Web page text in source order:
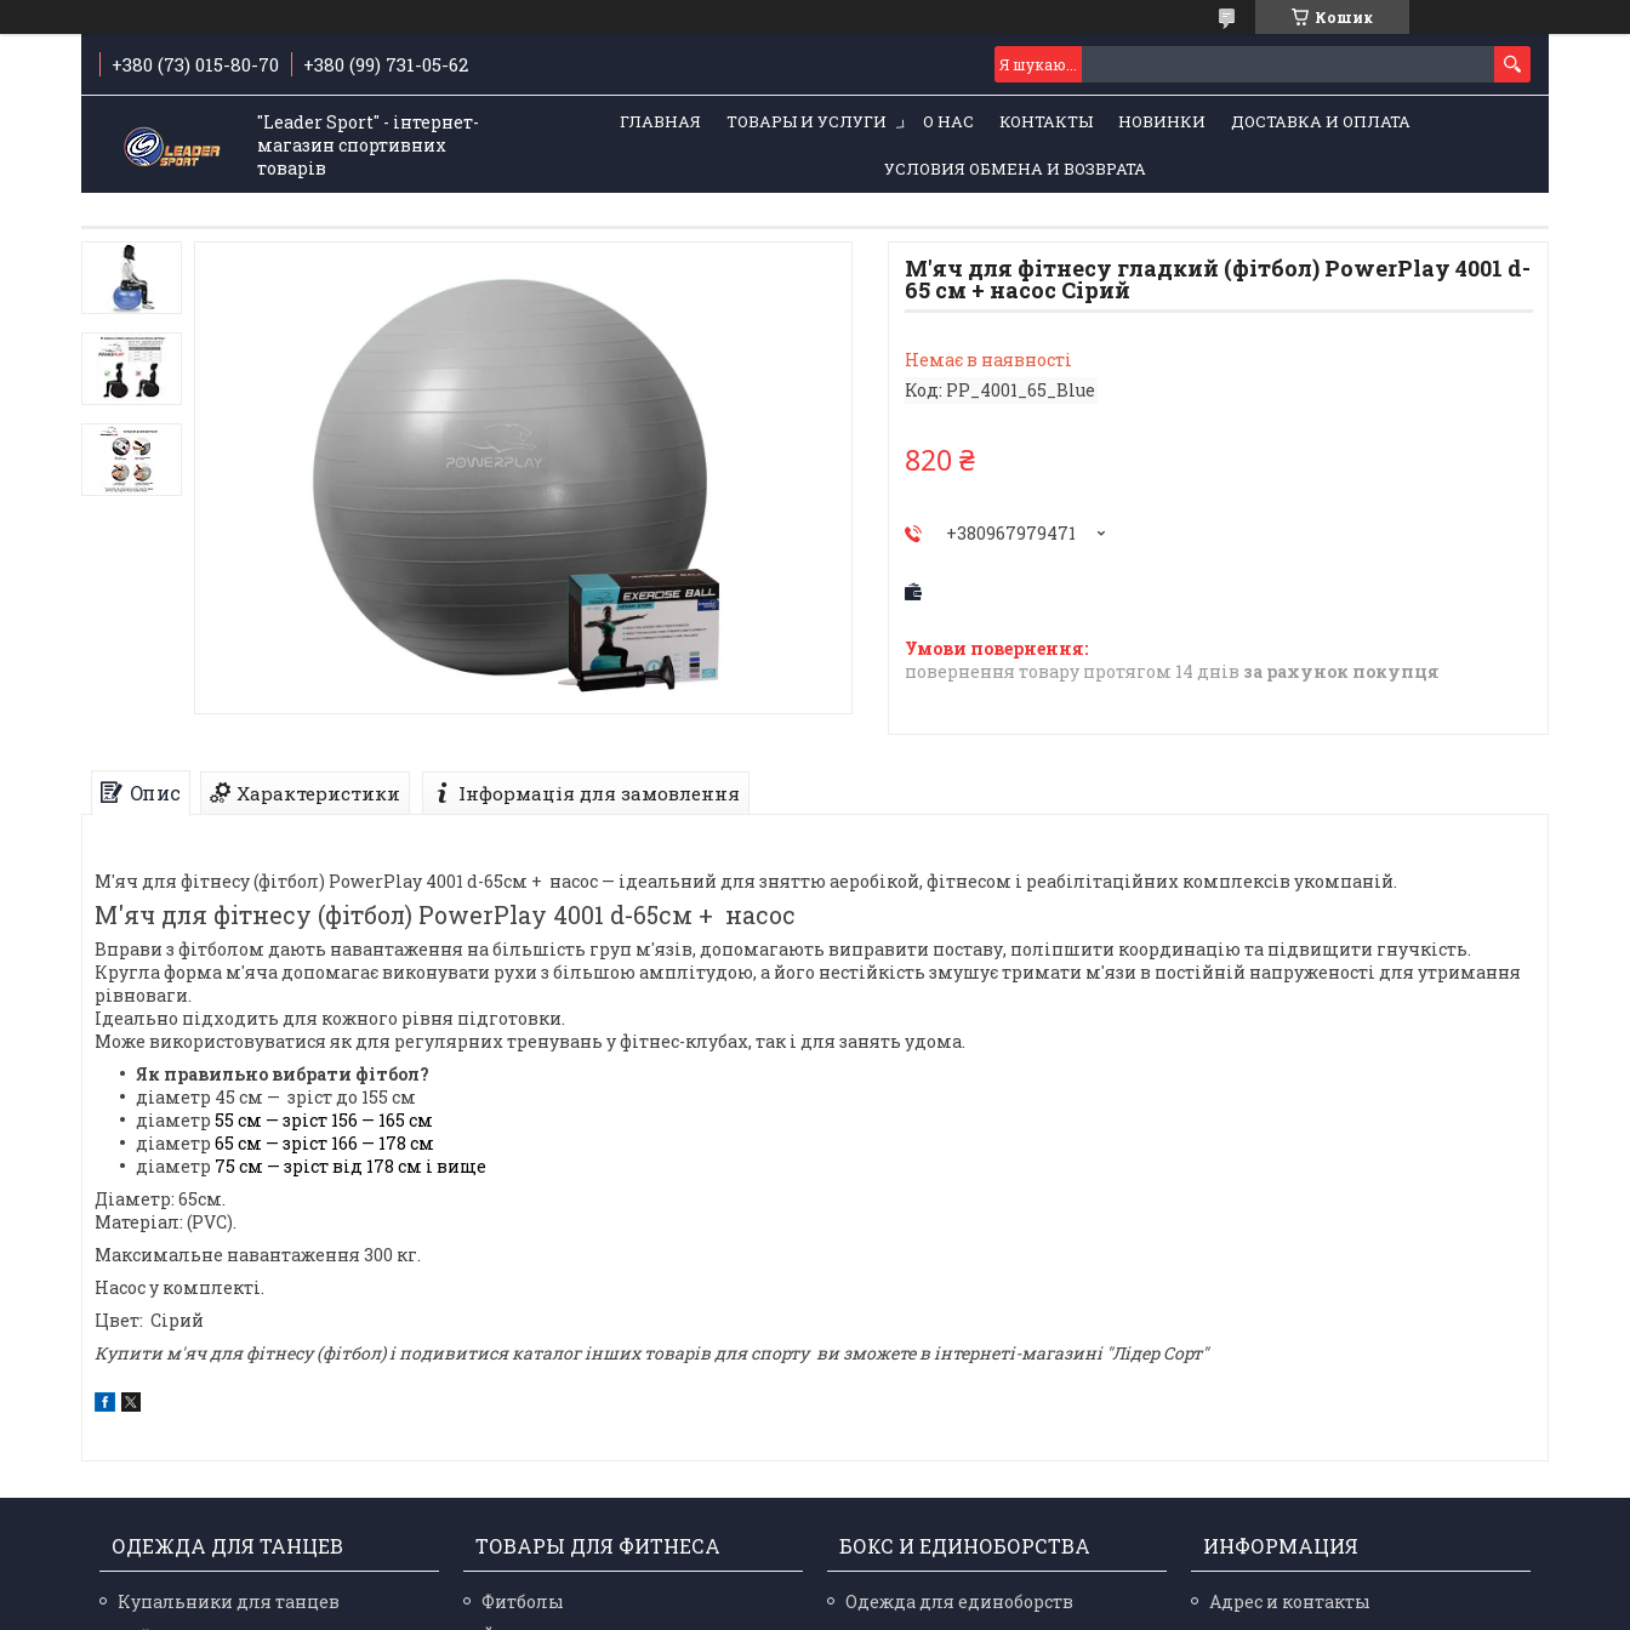
Кошик
+380 (73) 015-80-70 +380 (99) 731-05-62
"Leader Sport" - інтернет-
магазин спортивних
товарів
ГЛАВНАЯ ТОВАРЫ И УСЛУГИ О НАС КОНТАКТЫ НОВИНКИ ДОСТАВКА И ОПЛАТА
УСЛОВИЯ ОБМЕНА И ВОЗВРАТА
М'яч для фітнесу гладкий (фітбол) PowerPlay 4001 d-
65 см + насос Сірий
Немає в наявності
Код: PP_4001_65_Blue
820 ₴
+380967979471
повернення товару протягом 14 днів за рахунок покупця
Опис Характеристики Інформація для замовлення
М'яч для фітнесу (фітбол) PowerPlay 4001 d-65см + насос — ідеальний для зняттю aepoбікoй, фітнесом і peaбілітаційних комплексів укомпаній.
М'яч для фітнесу (фітбол) PowerPlay 4001 d-65см + насос
Вправи з фітболом дають навантаження на більшість груп м'язів, допомагають виправити поставу, поліпшити координацію та підвищити гнучкість.
Кругла форма м'яча допомагає виконувати рухи з більшою амплітудою, а його нестійкість змушує тримати м'язи в постійній напруженості для утримання
рівноваги.
Ідеально підходить для кожного рівня підготовки.
Може використовуватися як для регулярних тренувань у фітнес-клубах, так і для занять удома.
Як правильно вибрати фітбол?
діаметр 45 см — зріст до 155 см
діаметр 55 см — зріст 156 — 165 см
діаметр 65 см — зріст 166 — 178 см
діаметр 75 см — зріст від 178 см і вище
Діаметр: 65см.
Матеріал: (РVС).
Максимальне навантаження 300 кг.
Насос у комплекті.
Цвет: Сірий
Купити м'яч для фітнесу (фітбол)і подивитися каталог інших товарів для спорту ви зможете в інтернеті-магазині "Лідер Сорт"
ОДЕЖДА ДЛЯ ТАНЦЕВ
Купальники для танцев
ТОВАРЫ ДЛЯ ФИТНЕСА
Фитболы
БОКС И ЕДИНОБОРСТВА
Одежда для единоборств
ИНФОРМАЦИЯ
Адрес и контакты